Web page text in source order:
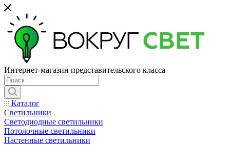
Интернет-магазин представительского класса
Каталог
Светильники
Светодиодные светильники
Потолочные светильники
Настенные светильники